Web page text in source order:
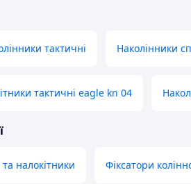
тактичні Наколінники
тактичні eagle kn 04
налокітники Фіксатори